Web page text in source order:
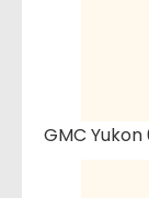
GMC Yukon